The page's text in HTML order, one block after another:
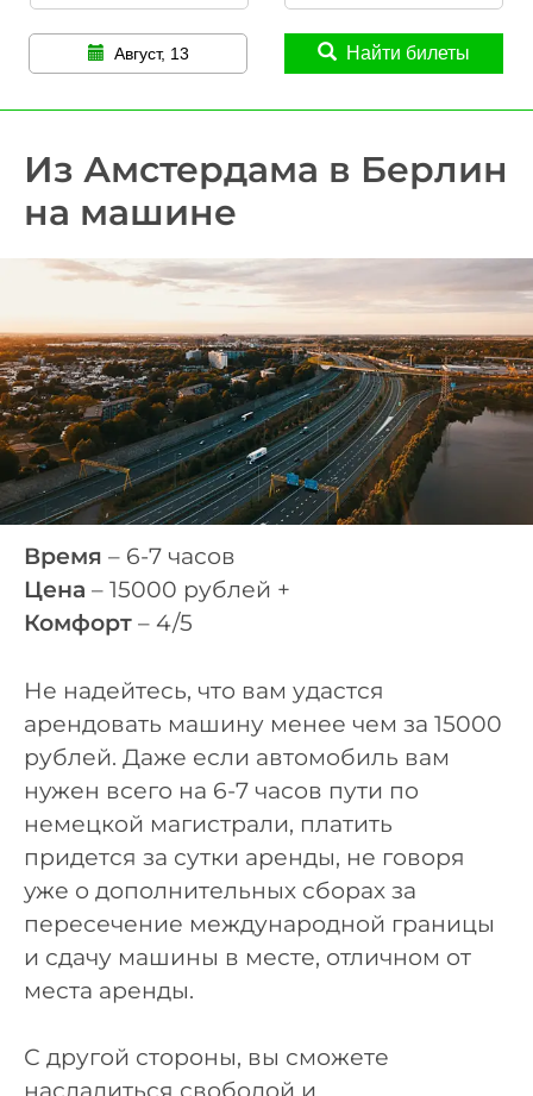
Август, 13 Найти билеты
Из Амстердама в Берлин
на машине
Время – 6-7 часов
Цена – 15000 рублей +
Комфорт – 4/5
Не надейтесь, что вам удастся
арендовать машину менее чем за 15000
рублей. Даже если автомобиль вам
нужен всего на 6-7 часов пути по
немецкой магистрали, платить
придется за сутки аренды, не говоря
уже о дополнительных сборах за
пересечение международной границы
и сдачу машины в месте, отличном от
места аренды.
С другой стороны, вы сможете